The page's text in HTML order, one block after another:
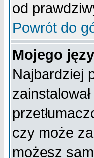
od
Powrót do
Mojego
Najbardziej
czy może
możesz